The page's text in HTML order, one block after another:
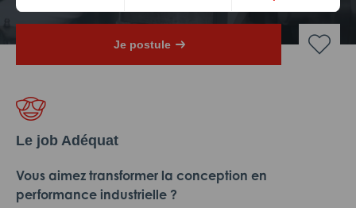
Je postule
Le job Adéquat
Vous aimez transformer la conception en
performance industrielle ?